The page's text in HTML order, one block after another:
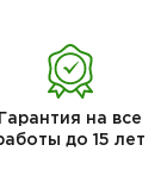
Гарантия на все
до 15 лет